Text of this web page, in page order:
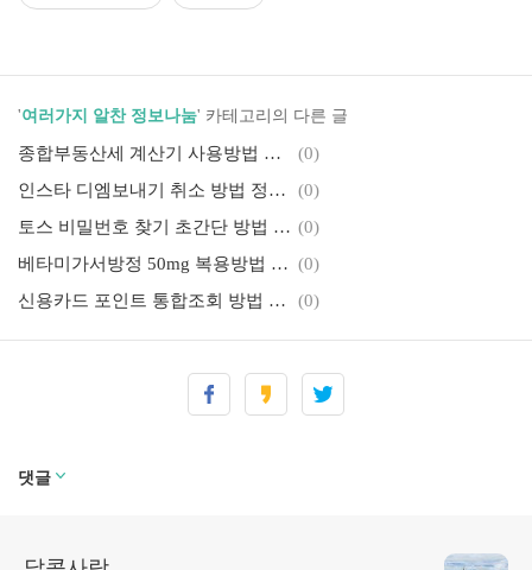
'여러가지 알찬 정보나눔' 카테고리의 다른 글
종합부동산세 계산기 사용방법 세율 가산세 납부기한 총정리 (가장 최신판)
(0)
인스타 디엠보내기 취소 방법 정말 쉽습니다(+사진) Instagram
(0)
토스 비밀번호 찾기 초간단 방법 안내(+사진설명) toss (0)
베타미가서방정 50mg 복용방법 부작용 주의사항 가격 정보 (0)
신용카드 포인트 통합조회 방법 일괄조회하기 포인트 현금화 방법 안내
(0)
댓글